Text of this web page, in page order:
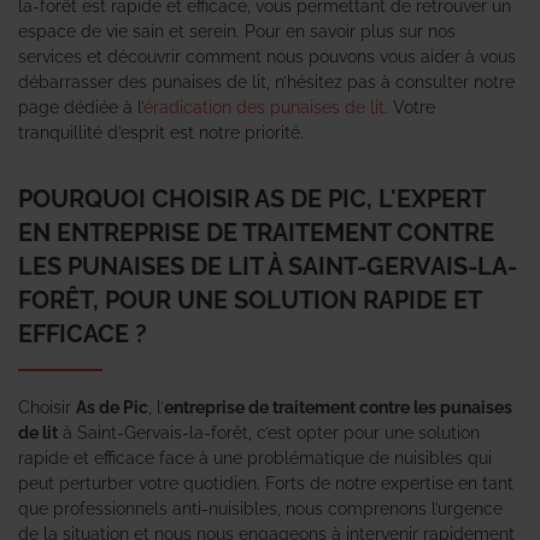
la-forêt est rapide et efficace, vous permettant de retrouver un
espace de vie sain et serein. Pour en savoir plus sur nos
services et découvrir comment nous pouvons vous aider à vous
débarrasser des punaises de lit, n’hésitez pas à consulter notre
page dédiée à l’éradication des punaises de lit . Votre
tranquillité d’esprit est notre priorité.
POURQUOI CHOISIR AS DE PIC, L'EXPERT
EN ENTREPRISE DE TRAITEMENT CONTRE
LES PUNAISES DE LIT À SAINT-GERVAIS-LA-
FORÊT, POUR UNE SOLUTION RAPIDE ET
EFFICACE ?
Choisir As de Pic , l’entreprise de traitement contre les punaises
de lit à Saint-Gervais-la-forêt, c’est opter pour une solution
rapide et efficace face à une problématique de nuisibles qui
peut perturber votre quotidien. Forts de notre expertise en tant
que professionnels anti-nuisibles, nous comprenons l’urgence
de la situation et nous nous engageons à intervenir rapidement